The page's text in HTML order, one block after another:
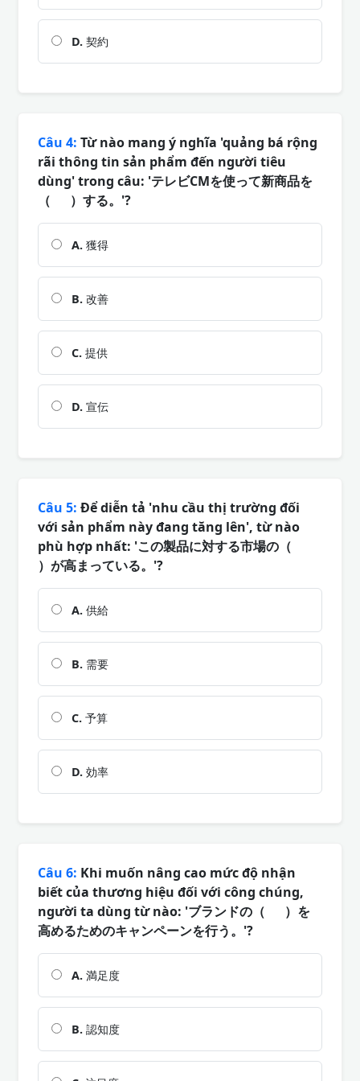
D. 契約
Câu 4: Từ nào mang ý nghĩa 'quảng bá rộng
rãi thông tin sản phẩm đến người tiêu
dùng' trong câu: 'テレビCMを使って新商品を
（ ）する。'?
A. 獲得
B. 改善
C. 提供
D. 宣伝
Câu 5: Để diễn tả 'nhu cầu thị trường đối
với sản phẩm này đang tăng lên', từ nào
phù hợp nhất: 'この製品に対する市場の（
）が高まっている。'?
A. 供給
B. 需要
C. 予算
D. 効率
Câu 6: Khi muốn nâng cao mức độ nhận
biết của thương hiệu đối với công chúng,
người ta dùng từ nào: 'ブランドの（ ）を
高めるためのキャンペーンを行う。'?
A. 満足度
B. 認知度